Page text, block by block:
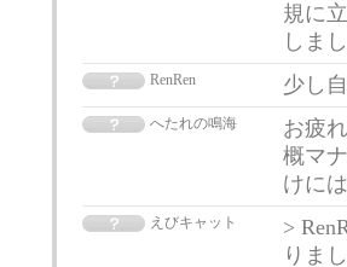
規に
しま
RenRen 少し
へたれの鳴海
お疲
概マ
けに
えびキャット
>
りま